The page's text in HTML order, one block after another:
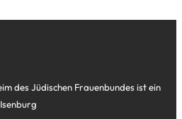
des Jüdischen Frauenbundes ist ein